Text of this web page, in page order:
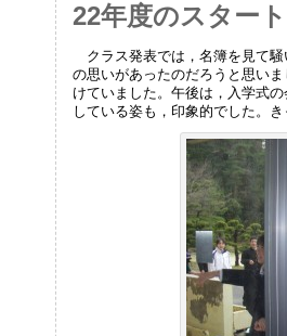
22年度のスタート
クラス発表では，名簿を見て
の思いがあったのだろうと思い
けていました。午後は，入学式
している姿も，印象的でした。